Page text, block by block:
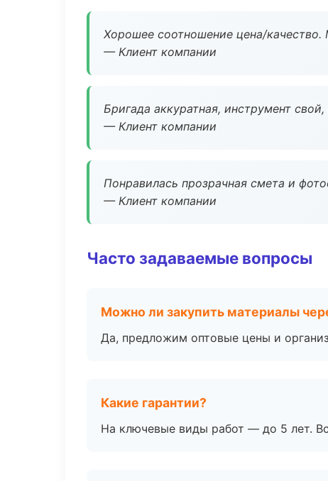
Хорошее соотношение цена/
— Клиент компании
Бригада аккуратная, инструмент
— Клиент компании
Понравилась прозрачная смета и
— Клиент компании
Часто задаваемые вопросы
Можно ли закупить материалы
Да, предложим оптовые цены и
Какие гарантии?
На ключевые виды работ — до 5 лет.